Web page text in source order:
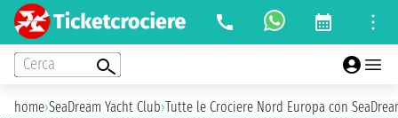
Cerca
home›SeaDream Yacht Club›Tutte le Crociere Nord Europa con